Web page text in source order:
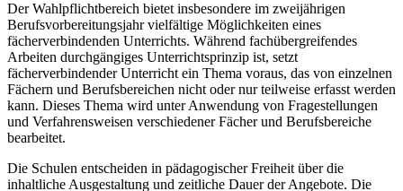
Der Wahlpflichtbereich bietet insbesondere im zweijährigen
Berufsvorbereitungsjahr vielfältige Möglichkeiten eines
fächerverbindenden Unterrichts. Während fachübergreifendes
Arbeiten durchgängiges Unterrichtsprinzip ist, setzt
fächerverbindender Unterricht ein Thema voraus, das von einzelnen
Fächern und Berufsbereichen nicht oder nur teilweise erfasst werden
kann. Dieses Thema wird unter Anwendung von Fragestellungen
und Verfahrensweisen verschiedener Fächer und Berufsbereiche
bearbeitet.
Die Schulen entscheiden in pädagogischer Freiheit über die
inhaltliche Ausgestaltung und zeitliche Dauer der Angebote. Die